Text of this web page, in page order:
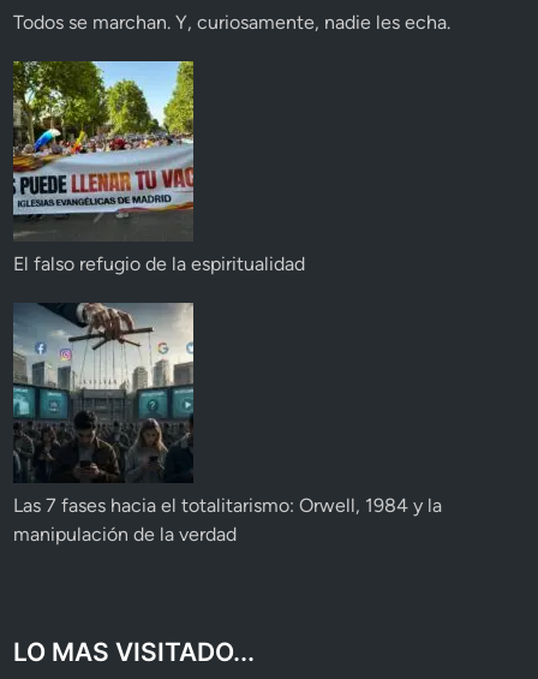
Todos se marchan. Y, curiosamente, nadie les echa.
El falso refugio de la espiritualidad
Las 7 fases hacia el totalitarismo: Orwell, 1984 y la
manipulación de la verdad
LO MAS VISITADO...